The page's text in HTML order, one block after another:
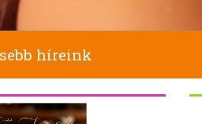
híreink